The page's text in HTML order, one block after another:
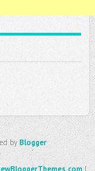
byBlogger
|